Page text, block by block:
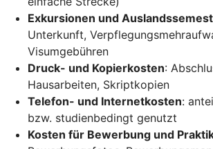
Exkursionen und
Unterkunft,
Visumgebühren
Druck- und Kopierkosten:
Hausarbeiten, Skriptkopien
Telefon- und Internetkosten:
bzw. studienbedingt genutzt
Kosten für Bewerbung und